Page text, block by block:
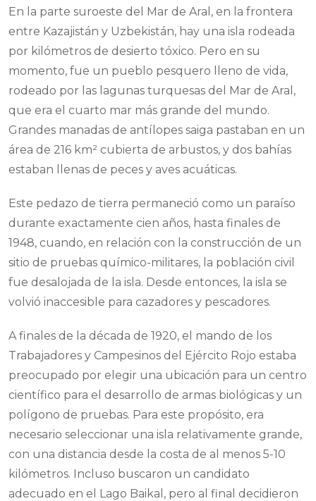
En la parte suroeste del Mar de Aral, en la frontera
entre Kazajistán y Uzbekistán, hay una isla rodeada
por kilómetros de desierto tóxico. Pero en su
momento, fue un pueblo pesquero lleno de vida,
rodeado por las lagunas turquesas del Mar de Aral,
que era el cuarto mar más grande del mundo.
Grandes manadas de antílopes saiga pastaban en un
área de 216 km² cubierta de arbustos, y dos bahías
estaban llenas de peces y aves acuáticas.
Este pedazo de tierra permaneció como un paraíso
durante exactamente cien años, hasta finales de
1948, cuando, en relación con la construcción de un
sitio de pruebas químico-militares, la población civil
fue desalojada de la isla. Desde entonces, la isla se
volvió inaccesible para cazadores y pescadores.
A finales de la década de 1920, el mando de los
Trabajadores y Campesinos del Ejército Rojo estaba
preocupado por elegir una ubicación para un centro
científico para el desarrollo de armas biológicas y un
polígono de pruebas. Para este propósito, era
necesario seleccionar una isla relativamente grande,
con una distancia desde la costa de al menos 5-10
kilómetros. Incluso buscaron un candidato
adecuado en el Lago Baikal, pero al final decidieron